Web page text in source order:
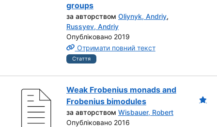
groups
за авторством Oliynyk, Andriy,
Russyev, Andriy
Опубліковано 2019
Отримати повний текст
Стаття
Weak Frobenius monads and
Frobenius bimodules
за авторством Wisbauer, Robert
Опубліковано 2016